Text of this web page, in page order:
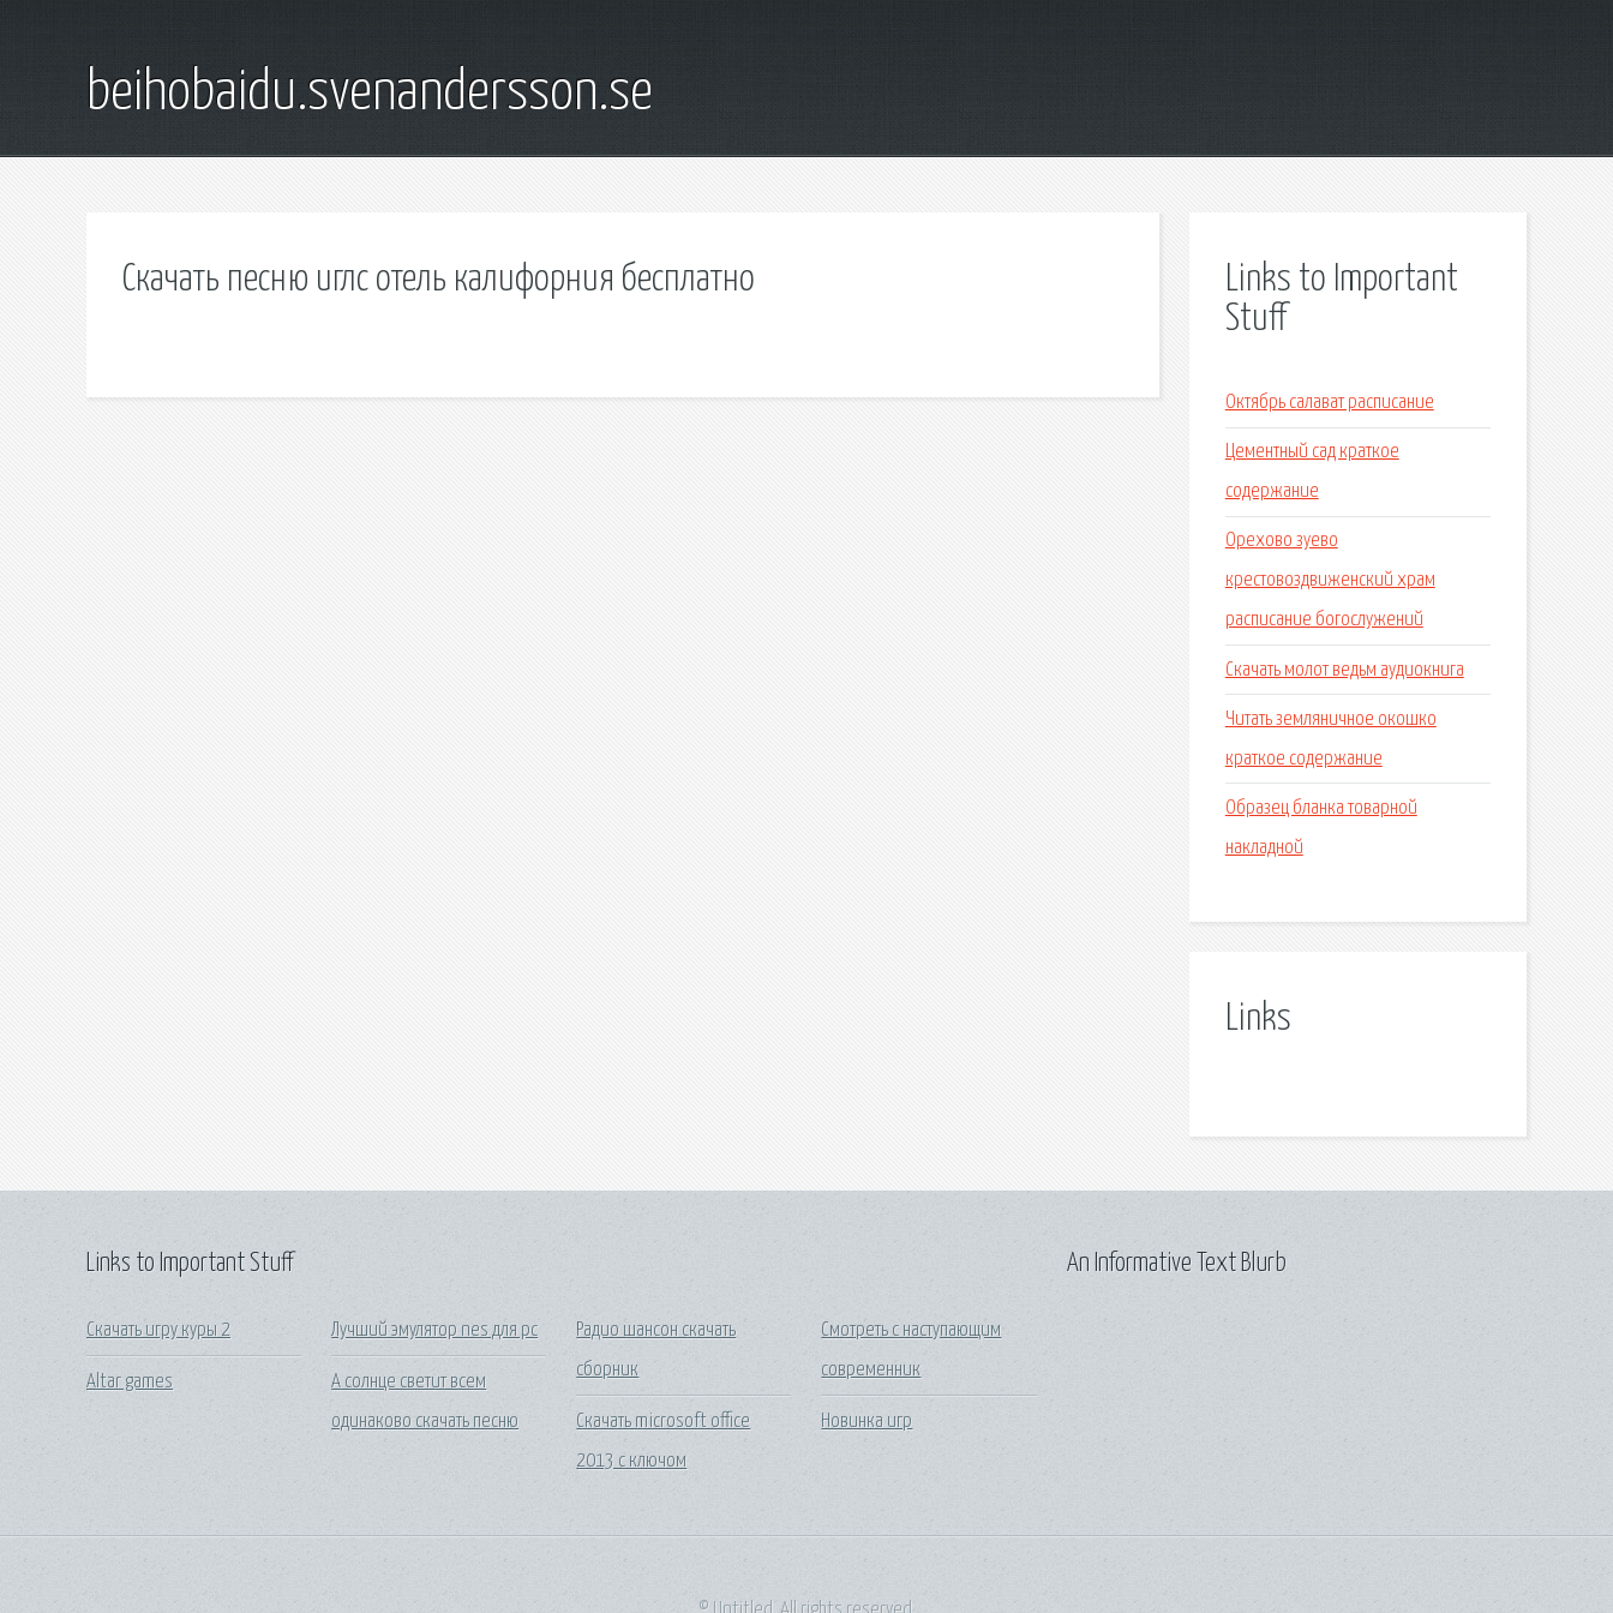
beihobaidu.svenandersson.se
Скачать песню иглс отель калифорния бесплатно
Links to Important
Stuff
Октябрь салават расписание
Цементный сад краткое
содержание
Орехово зуево
крестовоздвиженский храм
расписание богослужений
Скачать молот ведьм аудиокнига
Читать земляничное окошко
краткое содержание
Образец бланка товарной
накладной
Links
Links to Important Stuff
Скачать игру куры 2
Altar games
Лучший эмулятор nes для pc
А солнце светит всем
одинаково скачать песню
Радио шансон скачать
сборник
Скачать microsoft office
2013 с ключом
Смотреть с наступающим
современник
Новинка игр
An Informative Text Blurb